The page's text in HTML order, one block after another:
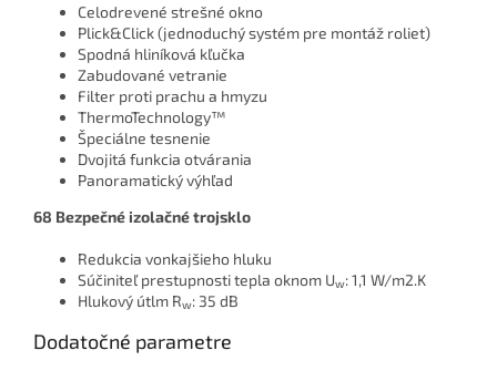
Celodrevené strešné okno
Plick&Click (jednoduchý systém pre montáž roliet)
Spodná hliníková kľučka
Zabudované vetranie
Filter proti prachu a hmyzu
ThermoTechnology™
Špeciálne tesnenie
Dvojitá funkcia otvárania
Panoramatický výhľad
68 Bezpečné izolačné trojsklo
Redukcia vonkajšieho hluku
Súčiniteľ prestupnosti tepla oknom Uw: 1,1 W/m2.K
Hlukový útlm Rw: 35 dB
Dodatočné parametre